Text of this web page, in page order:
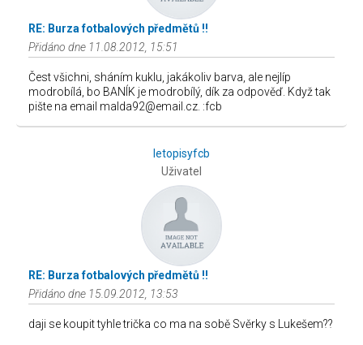
RE: Burza fotbalových předmětů !!
Přidáno dne 11.08.2012, 15:51
Čest všichni, sháním kuklu, jakákoliv barva, ale nejlíp
modrobílá, bo BANÍK je modrobílý, dík za odpověď. Když tak
pište na email malda92@email.cz. :fcb
letopisyfcb
Uživatel
RE: Burza fotbalových předmětů !!
Přidáno dne 15.09.2012, 13:53
daji se koupit tyhle trička co ma na sobě Svěrky s Lukešem??